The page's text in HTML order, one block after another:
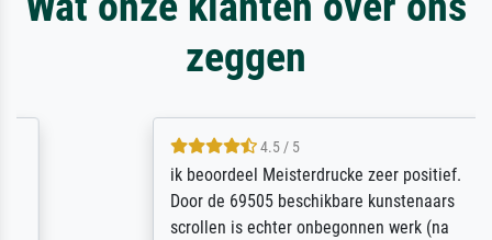
zeggen
4.5 / 5
ik beoordeel Meisterdrucke zeer positief.
Door de 69505 beschikbare kunstenaars
scrollen is echter onbegonnen werk (na